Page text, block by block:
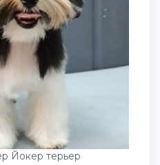
Йокер терьер